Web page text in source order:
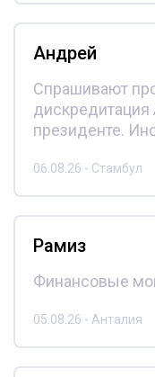
Андрей
Спрашивают
дискредитация
президенте.
06.08.26 - Стамбул
Рамиз
Финансовые
05.08.26 - Анталия